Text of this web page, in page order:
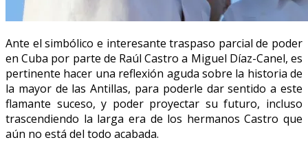
Ante el simbólico e interesante traspaso parcial de poder
en Cuba por parte de Raúl Castro a Miguel Díaz-Canel, es
pertinente hacer una reflexión aguda sobre la historia de
la mayor de las Antillas, para poderle dar sentido a este
flamante suceso, y poder proyectar su futuro, incluso
trascendiendo la larga era de los hermanos Castro que
aún no está del todo acabada.